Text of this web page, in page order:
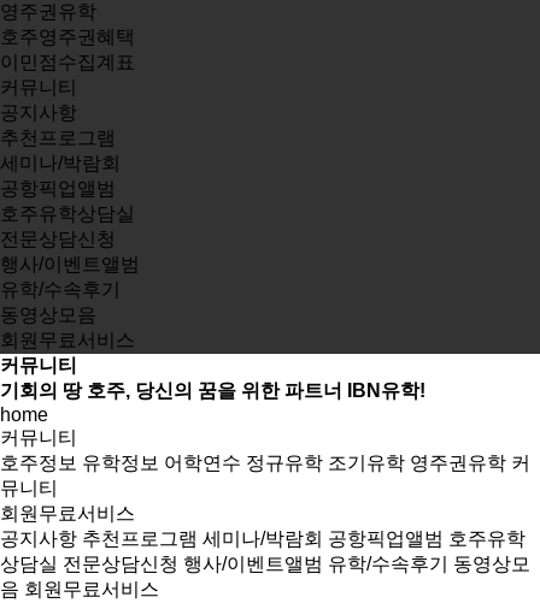
영주권유학
호주영주권혜택
이민점수집계표
커뮤니티
공지사항
추천프로그램
세미나/박람회
공항픽업앨범
호주유학상담실
전문상담신청
행사/이벤트앨범
유학/수속후기
동영상모음
회원무료서비스
커뮤니티
기회의 땅 호주, 당신의 꿈을 위한 파트너 IBN유학!
home
커뮤니티
호주정보 유학정보 어학연수 정규유학 조기유학 영주권유학 커
뮤니티
회원무료서비스
공지사항 추천프로그램 세미나/박람회 공항픽업앨범 호주유학
상담실 전문상담신청 행사/이벤트앨범 유학/수속후기
동영상모
음 회원무료서비스